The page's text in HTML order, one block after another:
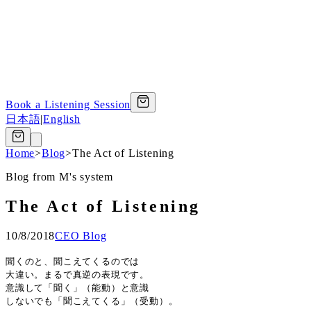
Book a Listening Session
日本語|English
Home>Blog>The Act of Listening
Blog from M's system
The Act of Listening
10/8/2018CEO Blog
聞くのと、聞こえてくるのでは
大違い。まるで真逆の表現です。
意識して「聞く」（能動）と意識
しないでも「聞こえてくる」（受動）。